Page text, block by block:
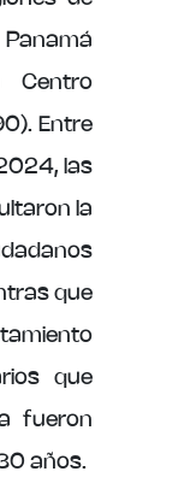
Centro
Entre
las
la
que
que
fueron
años.